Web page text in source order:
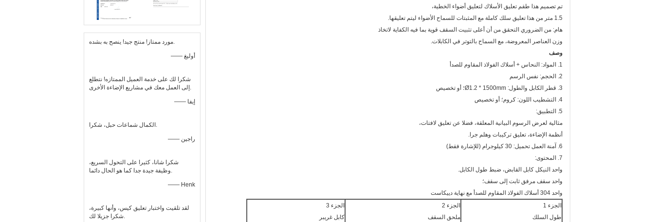
مورد ممتاز! منتج جيد! ينصح به بشده.
—— أوليغ
شكرا لك على خدمة العميل الممتازه! نتطلع
إلى العمل معك في مشاريع الإضاءة الأخرى.
—— إيفا
الكمال شماعات حبل، شكرا.
—— راجين
شكرا شانا، كثيرا على التحول السريع،
وظيفة جيدة جدا كما هو الحال دائما.
—— Henk
لقد تلقيت واختبار تعليق كيس، وأنها كبيرة،
شكرا جزيلا لك.
تم تصميم هذا طقم تعليق الأسلاك لتعليق أضواء الخطية،
1.5 متر من هذا تعليق سلك كاملة مع المثبتات للسماح الأضواء ليتم تعليقها.
هام: من الضروري التحقق من أن أعلى تثبيت السقف قوية بما فيه الكفاية لاتخاذ
وزن العناصر المعروضة، مع السماح بالتوتر في الكابلات.
وصف
1. المواد: النحاس + أسلاك الفولاذ المقاوم للصدأ
2. الحجم: نفس الرسم
3. قطر الكابل والطول: Ø1.2 * 1500mm؛ أو تخصيص
4. التشطيب اللون: كروم؛ أو تخصيص
5. التطبيق:
مثالية لعرض الرسوم البيانية المعلقة، فضلا عن تعليق لافتات،
أنظمة الإضاءة، تعليق تركيبات وهلم جرا.
6. آمنة العمل تحميل: 30 كيلوجرام (للإشارة فقط)
7. المحتوى:
واحد النيكل كابل القابض، ضبط طول الكابل.
واحد سقف مرفق ثابت إلى سقف؛
واحد 304 أسلاك الفولاذ المقاوم للصدأ مع نهاية دييكاست
الجزء 1
طول السلك
الجزء 2
ملحق السقف
الجزء 3
كابل غريبر